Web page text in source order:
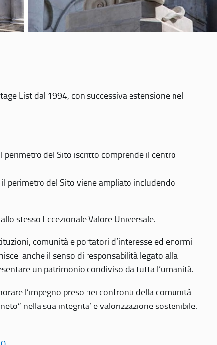
List dal 1994, con successiva estensione nel
perimetro del Sito iscritto comprende il centro
perimetro del Sito viene ampliato includendo
stesso Eccezionale Valore Universale.
comunità e portatori d’interesse ed enormi
anche il senso di responsabilità legato alla
un patrimonio condiviso da tutta l’umanità.
l’impegno preso nei confronti della comunità
nella sua integrita’ e valorizzazione sostenibile.